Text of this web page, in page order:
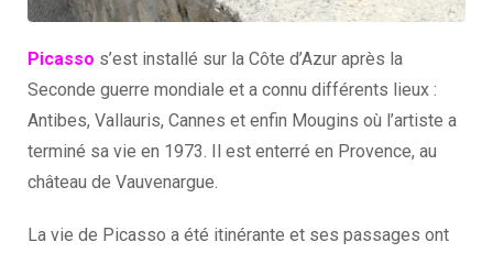
Picasso s’est installé sur la Côte d’Azur après la
Seconde guerre mondiale et a connu différents lieux :
Antibes, Vallauris, Cannes et enfin Mougins où l’artiste a
terminé sa vie en 1973. Il est enterré en Provence, au
château de Vauvenargue.
La vie de Picasso a été itinérante et ses passages ont